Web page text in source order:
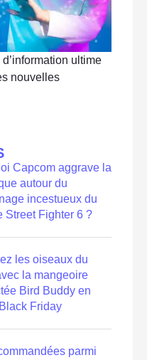
ultime
nouvelles
Capcom aggrave la
autour du
incestueux du
Street Fighter 6 ?
les oiseaux du
la mangeoire
Bird Buddy en
Friday
parmi